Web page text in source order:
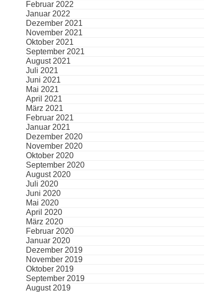
Februar 2022
Januar 2022
Dezember 2021
November 2021
Oktober 2021
September 2021
August 2021
Juli 2021
Juni 2021
Mai 2021
April 2021
März 2021
Februar 2021
Januar 2021
Dezember 2020
November 2020
Oktober 2020
September 2020
August 2020
Juli 2020
Juni 2020
Mai 2020
April 2020
März 2020
Februar 2020
Januar 2020
Dezember 2019
November 2019
Oktober 2019
September 2019
August 2019